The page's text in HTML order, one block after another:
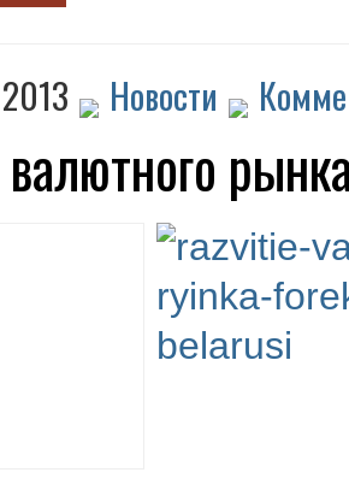
Новости
валютного